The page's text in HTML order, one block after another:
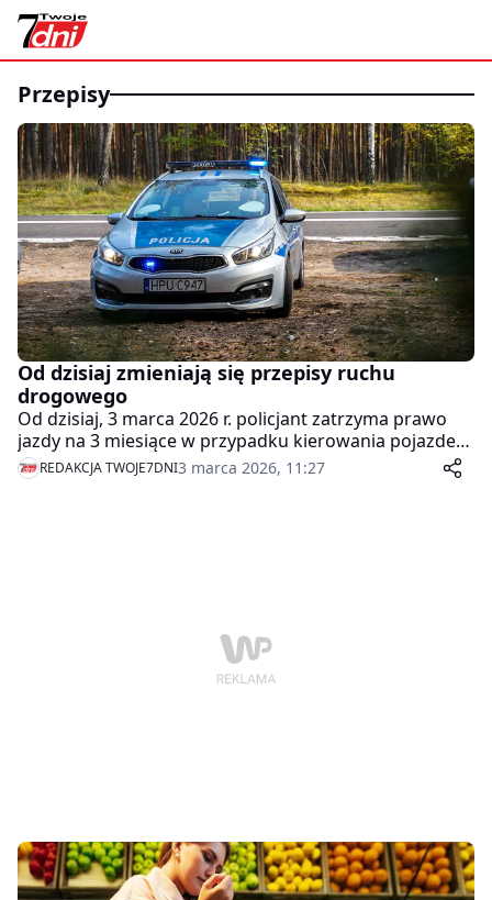
przepisy
Od dzisiaj zmieniają się przepisy ruchu
drogowego
Od dzisiaj, 3 marca 2026 r. policjant zatrzyma prawo
jazdy na 3 miesiące w przypadku kierowania pojazdem
z prędkością przekraczającą dopuszczalną o więcej niż
50 km/h nie tylko na obszarze zabudowanym, ale
REDAKCJA TWOJE7DNI3 marca 2026, 11:27